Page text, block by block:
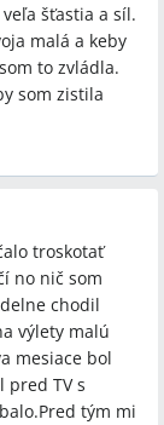
šťastia a síl.
malá a keby
to zvládla.
som zistila
troskotať
no nič som
chodil
výlety malú
mesiace bol
pred TV s
tým mi